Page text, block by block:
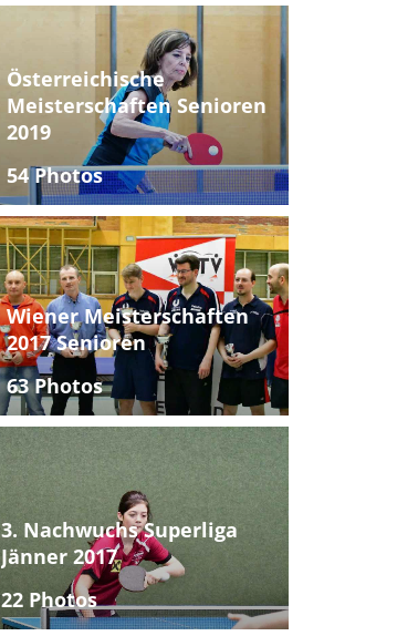
Österreichische
Meisterschaften Senioren
2019
54 Photos
Wiener Meisterschaften
2017 Senioren
63 Photos
3. Nachwuchs Superliga
Jänner 2017
22 Photos